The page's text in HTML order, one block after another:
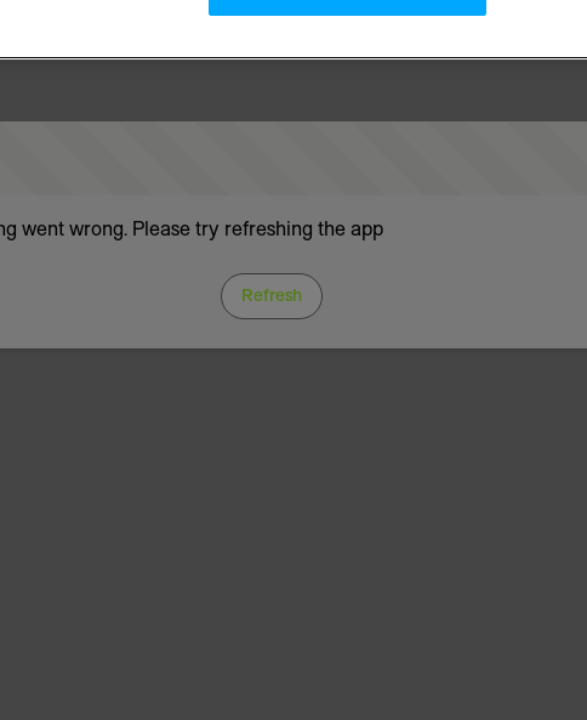
went wrong. Please try refreshing the app
Refresh